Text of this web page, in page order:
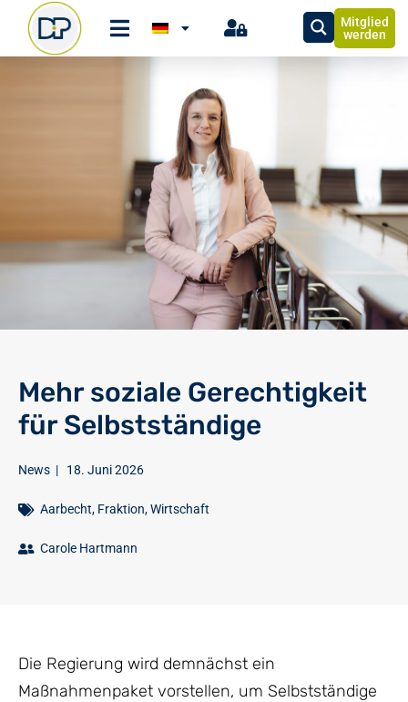
Mitglied
werden
Mehr soziale Gerechtigkeit
für Selbstständige
News | 18. Juni 2026
Aarbecht, Fraktion,Wirtschaft
Carole Hartmann
Die Regierung wird demnächst ein
Maßnahmenpaket vorstellen, um Selbstständige